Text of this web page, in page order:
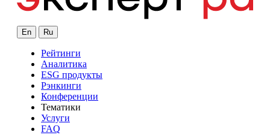
En Ru
Рейтинги
Аналитика
ESG продукты
Рэнкинги
Конференции
Тематики
Услуги
FAQ